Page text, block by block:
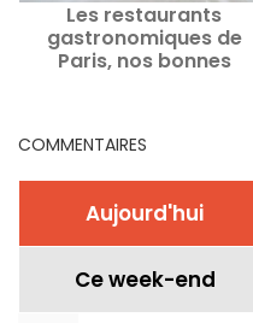
Les restaurants
gastronomiques de
Paris, nos bonnes
COMMENTAIRES
Aujourd'hui
Ce week-end